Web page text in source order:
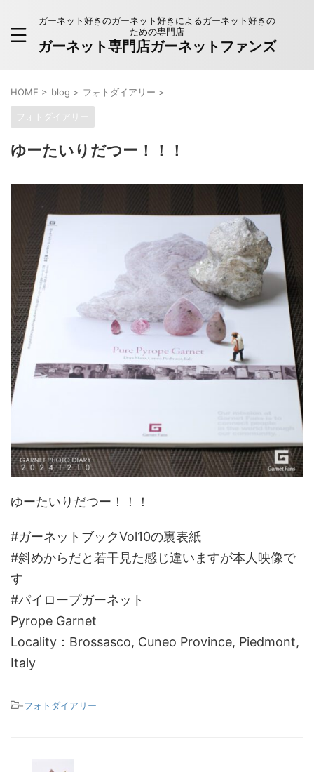
ガーネット好きのガーネット好きによるガーネット好きの
ための専門店
ガーネット専門店ガーネットファンズ
HOME > blog > フォトダイアリー >
フォトダイアリー
ゆーたいりだつー！！！
ゆーたいりだつー！！！
#ガーネットブックVol10の裏表紙
#斜めからだと若干見た感じ違いますが本人映像で
す
#パイロープガーネット
Pyrope Garnet
Locality：Brossasco, Cuneo Province, Piedmont,
Italy
-フォトダイアリー